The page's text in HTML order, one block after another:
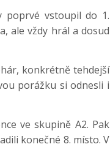
poprvé vstoupil do 1.
ale vždy hrál a dosud
konkrétně tehdejší
porážku si odnesli i
ve skupině A2. Pak
konečné 8. místo. V